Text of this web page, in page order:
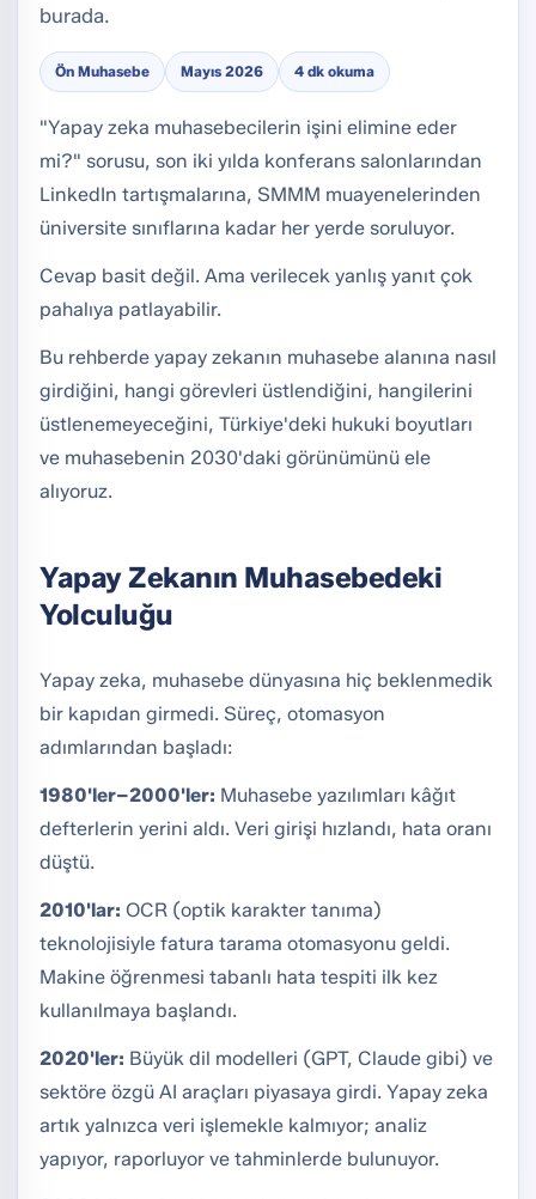
burada.
Ön Muhasebe Mayıs 2026 4 dk okuma
"Yapay zeka muhasebecilerin işini elimine eder
mi?" sorusu, son iki yılda konferans salonlarından
LinkedIn tartışmalarına, SMMM muayenelerinden
üniversite sınıflarına kadar her yerde soruluyor.
Cevap basit değil. Ama verilecek yanlış yanıt çok
pahalıya patlayabilir.
Bu rehberde yapay zekanın muhasebe alanına nasıl
girdiğini, hangi görevleri üstlendiğini, hangilerini
üstlenemeyeceğini, Türkiye'deki hukuki boyutları
ve muhasebenin 2030'daki görünümünü ele
alıyoruz.
Yapay Zekanın Muhasebedeki
Yolculuğu
Yapay zeka, muhasebe dünyasına hiç beklenmedik
bir kapıdan girmedi. Süreç, otomasyon
adımlarından başladı:
1980'ler–2000'ler: Muhasebe yazılımları kâğıt
defterlerin yerini aldı. Veri girişi hızlandı, hata oranı
düştü.
2010'lar: OCR (optik karakter tanıma)
teknolojisiyle fatura tarama otomasyonu geldi.
Makine öğrenmesi tabanlı hata tespiti ilk kez
kullanılmaya başlandı.
2020'ler: Büyük dil modelleri (GPT, Claude gibi) ve
sektöre özgü AI araçları piyasaya girdi. Yapay zeka
artık yalnızca veri işlemekle kalmıyor; analiz
yapıyor, raporluyor ve tahminlerde bulunuyor.